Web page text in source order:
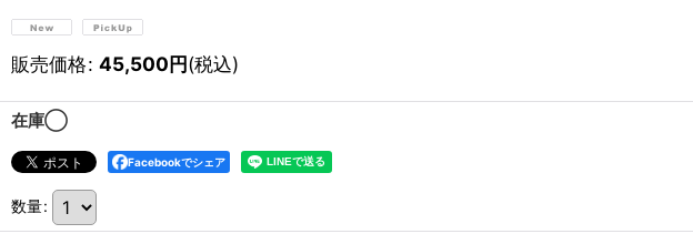
販売価格: 45,500円(税込)
在庫◯
Facebookでシェア
数量: